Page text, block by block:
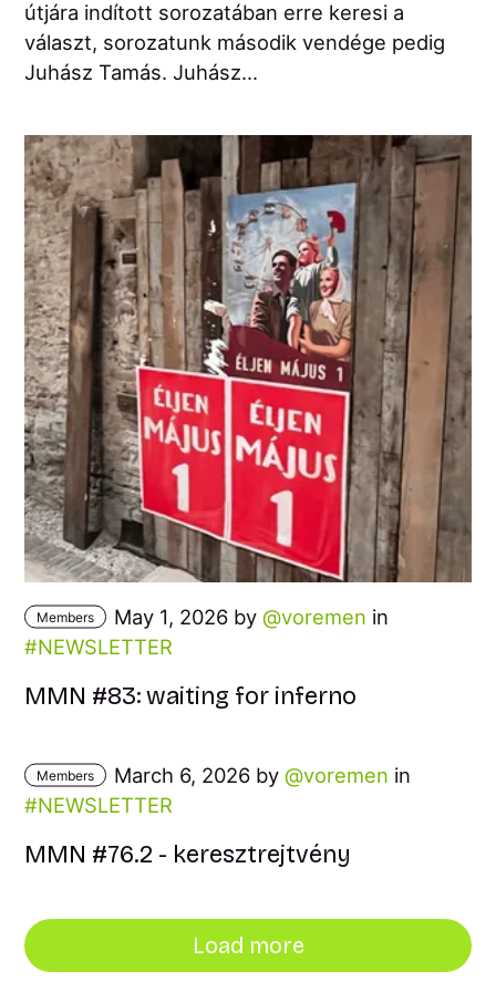
útjára indított sorozatában erre keresi a
választ, sorozatunk második vendége pedig
Juhász Tamás. Juhász...
Members May 1, 2026 by voremen in
NEWSLETTER
MMN #83: waiting for inferno
Members March 6, 2026 by voremen in
NEWSLETTER
MMN #76.2 - keresztrejtvény
Load more